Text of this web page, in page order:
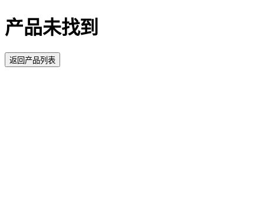
产品未找到
返回产品列表